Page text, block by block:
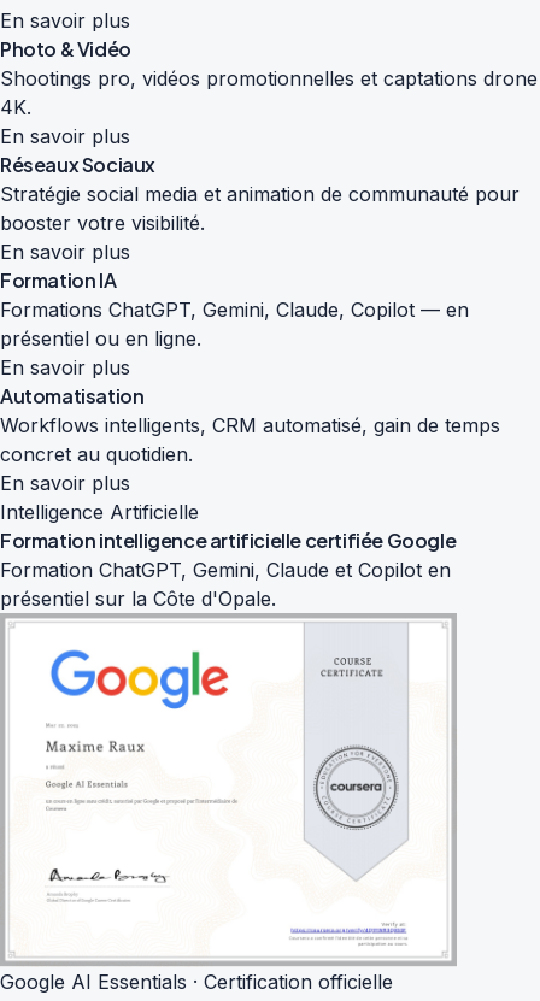
En savoir plus
Photo & Vidéo
Shootings pro, vidéos promotionnelles et captations drone
4K.
En savoir plus
Réseaux Sociaux
Stratégie social media et animation de communauté pour
booster votre visibilité.
En savoir plus
Formation IA
Formations ChatGPT, Gemini, Claude, Copilot — en
présentiel ou en ligne.
En savoir plus
Automatisation
Workflows intelligents, CRM automatisé, gain de temps
concret au quotidien.
En savoir plus
Intelligence Artificielle
Formation intelligence artificiellecertifiée Google
Formation ChatGPT, Gemini, Claude et Copilot en
présentiel sur la Côte d'Opale.
Google AI Essentials · Certification officielle